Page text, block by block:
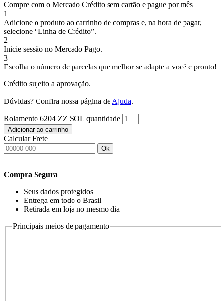
Compre com o Mercado Crédito sem cartão e pague por mês
1
Adicione o produto ao carrinho de compras e, na hora de pagar,
selecione “Linha de Crédito”.
2
Inicie sessão no Mercado Pago.
3
Escolha o número de parcelas que melhor se adapte a você e pronto!
Crédito sujeito a aprovação.
Dúvidas? Confira nossa página deAjuda.
Rolamento 6204 ZZ SOL quantidade
Adicionar ao carrinho
Calcular Frete
Ok
Compra Segura
Seus dados protegidos
Entrega em todo o Brasil
Retirada em loja no mesmo dia
Principais meios de pagamento